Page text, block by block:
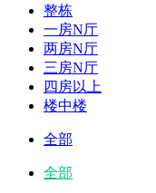
整栋
一房N厅
两房N厅
三房N厅
四房以上
楼中楼
全部
全部